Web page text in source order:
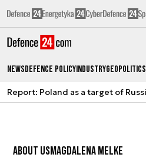
NewsDefence PolicyIndustryGeopolitics
Report: Poland as a target of
ABOUT USMAGDALENA MELKE